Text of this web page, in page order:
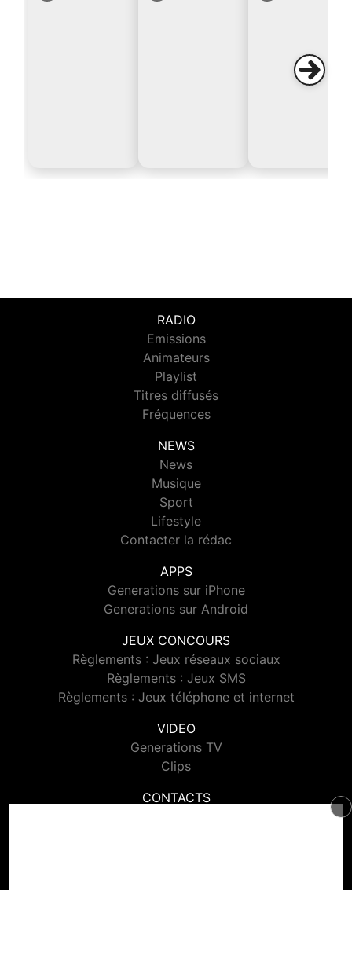
RADIO
Emissions
Animateurs
Playlist
Titres diffusés
Fréquences
NEWS
News
Musique
Sport
Lifestyle
Contacter la rédac
APPS
Generations sur iPhone
Generations sur Android
JEUX CONCOURS
Règlements : Jeux réseaux sociaux
Règlements : Jeux SMS
Règlements : Jeux téléphone et internet
VIDEO
Generations TV
Clips
CONTACTS